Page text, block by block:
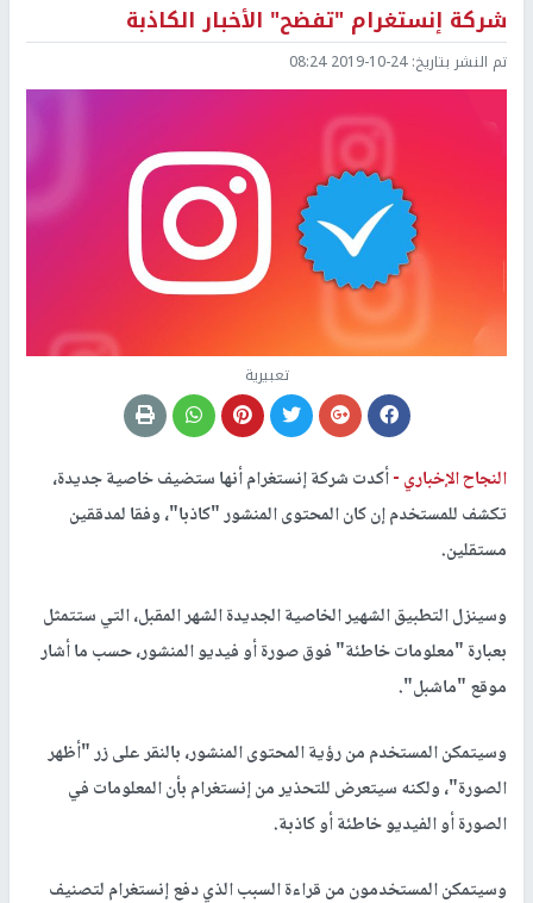
شركة إنستغرام "تفضح" الأخبار الكاذبة
تم النشر بتاريخ:2019-10-24 08:24
تعبيرية
النجاح الإخباري -أكدت شركة إنستغرام أنها ستضيف خاصية جديدة،
تكشف للمستخدم إن كان المحتوى المنشور "كاذبا"، وفقا لمدققين
مستقلين.
وسينزل التطبيق الشهير الخاصية الجديدة الشهر المقبل، التي ستتمثل
بعبارة "معلومات خاطئة" فوق صورة أو فيديو المنشور، حسب ما أشار
موقع "ماشبل".
وسيتمكن المستخدم من رؤية المحتوى المنشور، بالنقر على زر "أظهر
الصورة"، ولكنه سيتعرض للتحذير من إنستغرام بأن المعلومات في
الصورة أو الفيديو خاطئة أو كاذبة.
وسيتمكن المستخدمون من قراءة السبب الذي دفع إنستغرام لتصنيف